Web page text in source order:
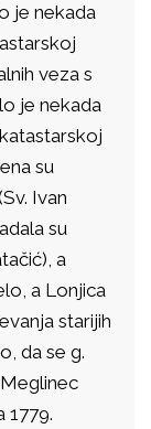
je nekada
veza s
je nekada
su
Ivan
su
a
a Lonjica
starijih
da se g.
1779.